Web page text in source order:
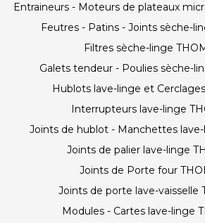
Entraineurs - Moteurs de plateaux
Feutres - Patins - Joints sèche-
Filtres sèche-linge
Galets tendeur - Poulies sèche-
Hublots lave-linge et
Interrupteurs lave-linge
Joints de hublot - Manchettes
Joints de palier lave-linge
Joints de Porte four
Joints de porte lave-vaisselle
Modules - Cartes lave-linge